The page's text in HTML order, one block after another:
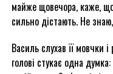
майже щовечора, каже, що
сильно дістають. Не
Василь слухав її мовчки
голові стукає одна